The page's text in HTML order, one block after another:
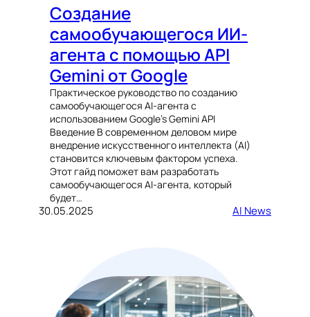
Создание
самообучающегося ИИ-
агента с помощью API
Gemini от Google
Практическое руководство по созданию
самообучающегося AI-агента с
использованием Google’s Gemini API
Введение В современном деловом мире
внедрение искусственного интеллекта (AI)
становится ключевым фактором успеха.
Этот гайд поможет вам разработать
самообучающегося AI-агента, который
будет…
30.05.2025 AI News